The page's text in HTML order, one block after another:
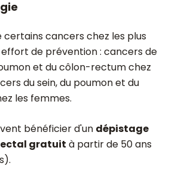
certains cancers chez les plus
de prévention : cancers de
et du côlon-rectum chez
du sein, du poumon et du
les femmes.
bénéficier d'un dépistage
gratuit à partir de 50 ans